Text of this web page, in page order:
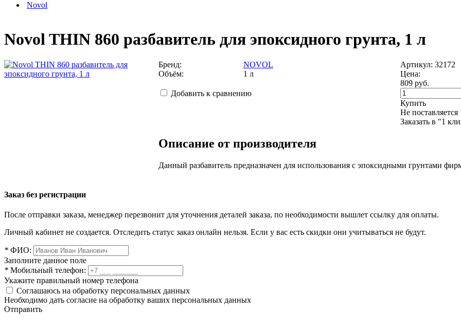
Novol
Novol THIN 860 разбавитель для эпоксидного грунта, 1 л
Бренд:
NOVOL
Объём:
1 л
Добавить к сравнению
Артикул: 32172
Цена:
809 руб.
Купить
Не поставляется
Заказать в "1
Описание от производителя
Данный разбавитель предназначен для использования с эпоксидными грунтами
Заказ без регистрации
После отправки заказа, менеджер перезвонит для уточнения деталей заказа, по необходимости вышлет ссылку для оплаты.
Личный кабинет не создается. Отследить статус заказ онлайн нельзя. Если у вас есть скидки они учитываться не будут.
* ФИО:
Заполните данное поле
* Мобильный телефон:
Укажите правильный номер телефона
Соглашаюсь на обработку персональных данных
Необходимо дать согласие на обработку ваших персональных данных
Отправить